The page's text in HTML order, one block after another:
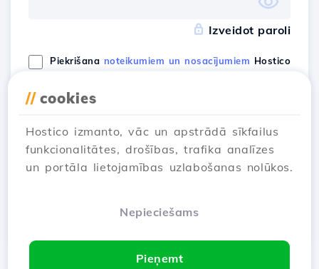
Izveidot paroli
Piekrišana noteikumiem un nosacījumiem Hostico
// cookies
Hostico izmanto, vāc un apstrādā sīkfailus
funkcionalitātes, drošības, trafika analīzes
un portāla lietojamības uzlabošanas nolūkos.
Nepieciešams
Pieņemt